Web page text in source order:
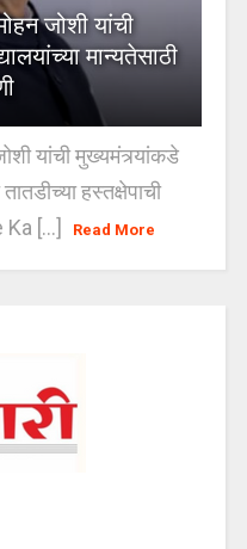
जोशी यांची
मान्यतेसाठी
यांची मुख्यमंत्र्यांकडे
हस्तक्षेपाची
[...]
Read More